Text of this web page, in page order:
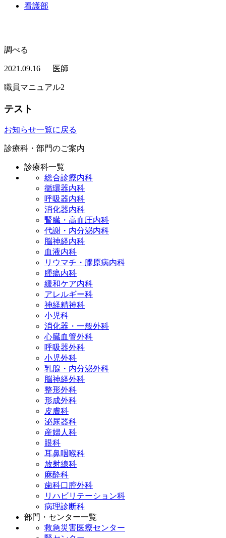
看護部
調べる
2021.09.16 医師
職員マニュアル2
テスト
お知らせ一覧に戻る
診療科・部門のご案内
診療科一覧
総合診療内科
循環器内科
呼吸器内科
消化器内科
腎臓・高血圧内科
代謝・内分泌内科
脳神経内科
血液内科
リウマチ・膠原病内科
腫瘍内科
緩和ケア内科
アレルギー科
神経精神科
小児科
消化器・一般外科
心臓血管外科
呼吸器外科
小児外科
乳腺・内分泌外科
脳神経外科
整形外科
形成外科
皮膚科
泌尿器科
産婦人科
眼科
耳鼻咽喉科
放射線科
麻酔科
歯科口腔外科
リハビリテーション科
病理診断科
部門・センター一覧
救急災害医療センター